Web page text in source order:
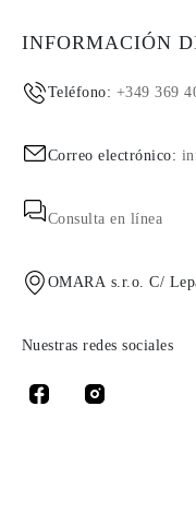
INFORMACIÓN
Teléfono: +349 369
Correo electrónico:
Consulta en línea
OMARA s.r.o. C/
Nuestras redes sociales